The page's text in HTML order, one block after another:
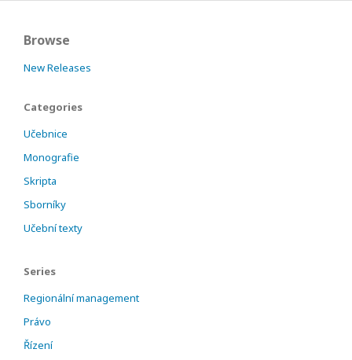
Browse
New Releases
Categories
Učebnice
Monografie
Skripta
Sborníky
Učební texty
Series
Regionální management
Právo
Řízení